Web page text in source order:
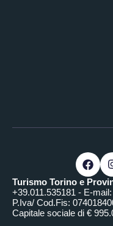
Turismo Torino e
+39.011.535181 - E-mail:
P.Iva/ Cod.Fis:
Capitale sociale di €